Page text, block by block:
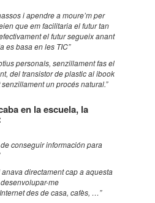
i apendre a moure’m per
que em facilitaria el futur tan
el futur segueix anant
es basa en les TIC”
personals, senzillament fas el
del transistor de plastic al ibook
un procés natural.”
en la escuela, la
conseguir información para
directament cap a aquesta
me
des de casa, cafès, …”